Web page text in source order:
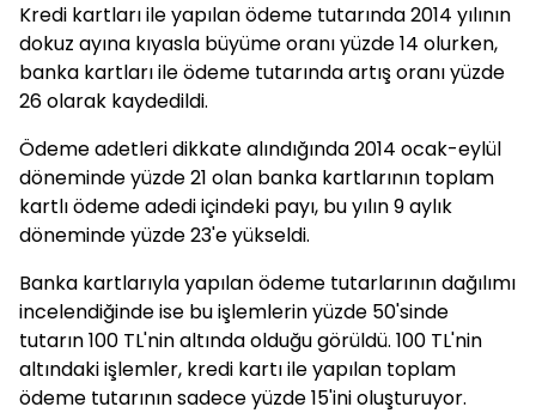
Kredi kartları ile yapılan ödeme tutarında 2014 yılının
dokuz ayına kıyasla büyüme oranı yüzde 14 olurken,
banka kartları ile ödeme tutarında artış oranı yüzde
26 olarak kaydedildi.
Ödeme adetleri dikkate alındığında 2014 ocak-eylül
döneminde yüzde 21 olan banka kartlarının toplam
kartlı ödeme adedi içindeki payı, bu yılın 9 aylık
döneminde yüzde 23'e yükseldi.
Banka kartlarıyla yapılan ödeme tutarlarının dağılımı
incelendiğinde ise bu işlemlerin yüzde 50'sinde
tutarın 100 TL'nin altında olduğu görüldü. 100 TL'nin
altındaki işlemler, kredi kartı ile yapılan toplam
ödeme tutarının sadece yüzde 15'ini oluşturuyor.